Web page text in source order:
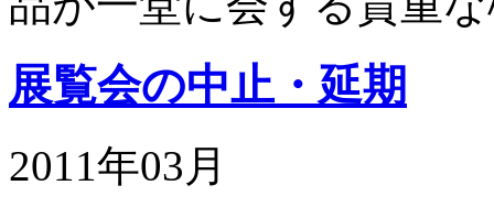
展覧会の中止・延期
2011年03月